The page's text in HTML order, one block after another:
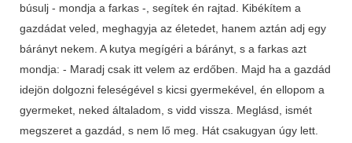
búsulj - mondja a farkas -, segítek én rajtad. Kibékítem a
gazdádat veled, meghagyja az életedet, hanem aztán adj egy
bárányt nekem. A kutya megígéri a bárányt, s a farkas azt
mondja: - Maradj csak itt velem az erdőben. Majd ha a gazdád
idejön dolgozni feleségével s kicsi gyermekével, én ellopom a
gyermeket, neked általadom, s vidd vissza. Meglásd, ismét
megszeret a gazdád, s nem lő meg. Hát csakugyan úgy lett.